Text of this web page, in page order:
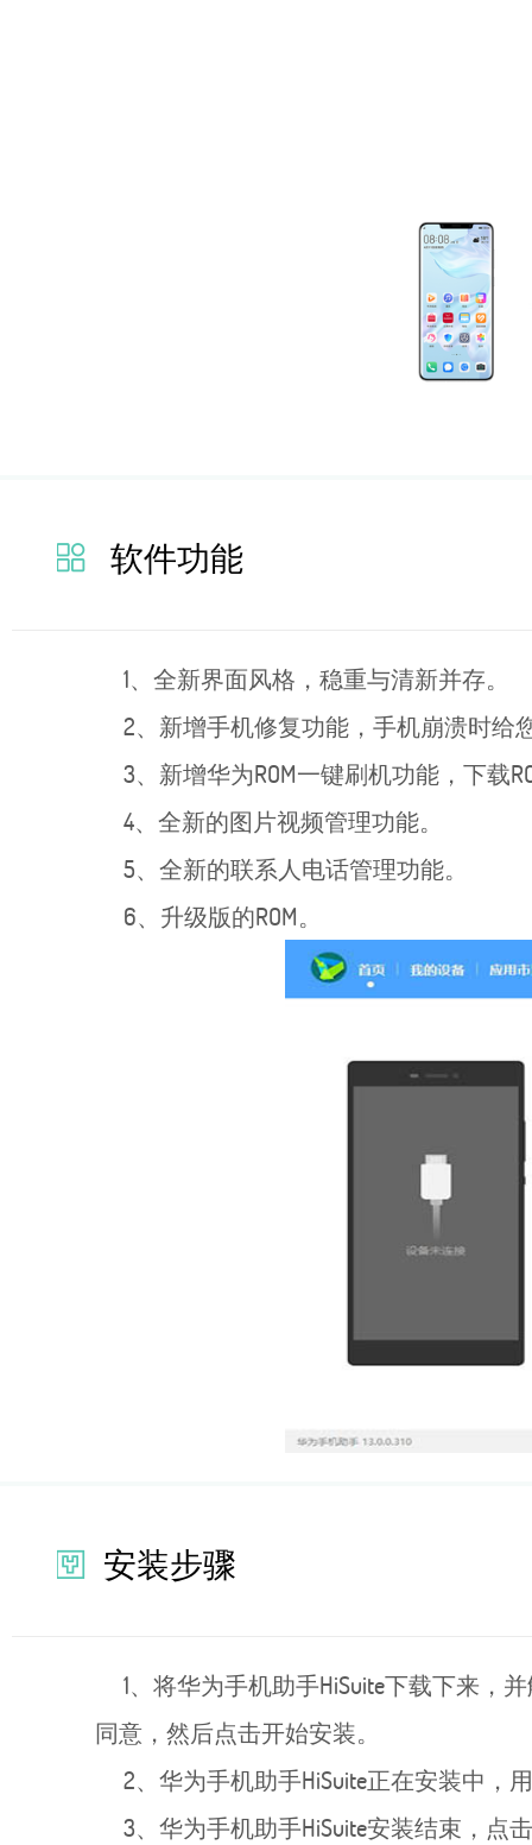
软件功能
1、全新界面风格，稳重与清新并存。
2、新增手机修复功能，手机崩溃时给
3、新增华为ROM一键刷机功能，下载
4、全新的图片视频管理功能。
5、全新的联系人电话管理功能。
6、升级版的ROM。
安装步骤
1、将华为手机助手HiSuite下载下来，
同意，然后点击开始安装。
2、华为手机助手HiSuite正在安装中，
3、华为手机助手HiSuite安装结束，点